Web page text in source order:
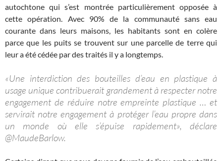
autochtone qui s’est montrée particulièrement opposée à
cette opération. Avec 90% de la communauté sans eau
courante dans leurs maisons, les habitants sont en colère
parce que les puits se trouvent sur une parcelle de terre qui
leur a été cédée par des traités il y a longtemps.
«Une interdiction des bouteilles d’eau en plastique à
usage unique contribuerait grandement à respecter notre
engagement de réduire notre empreinte plastique … et
servirait notre engagement à protéger l’eau propre dans
un monde où elle s’épuise rapidement», déclare
@MaudeBarlow.